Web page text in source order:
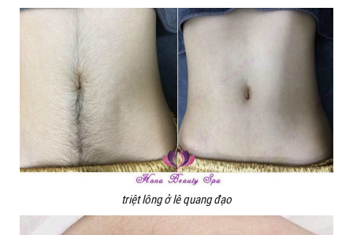
triệt lông ở lê quang đạo